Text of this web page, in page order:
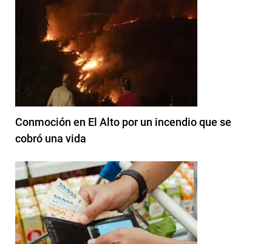
Conmoción en El Alto por un incendio que se
cobró una vida